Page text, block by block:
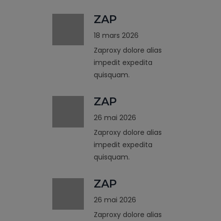
ZAP
18 mars 2026
Zaproxy dolore alias
impedit expedita
quisquam.
ZAP
26 mai 2026
Zaproxy dolore alias
impedit expedita
quisquam.
ZAP
26 mai 2026
Zaproxy dolore alias